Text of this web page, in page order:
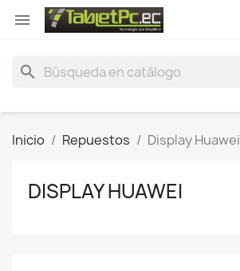

search
Inicio Repuestos Display Huawei
DISPLAY HUAWEI